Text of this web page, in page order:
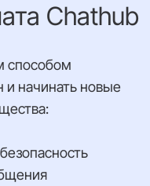
Chathub
способом
и начинать новые